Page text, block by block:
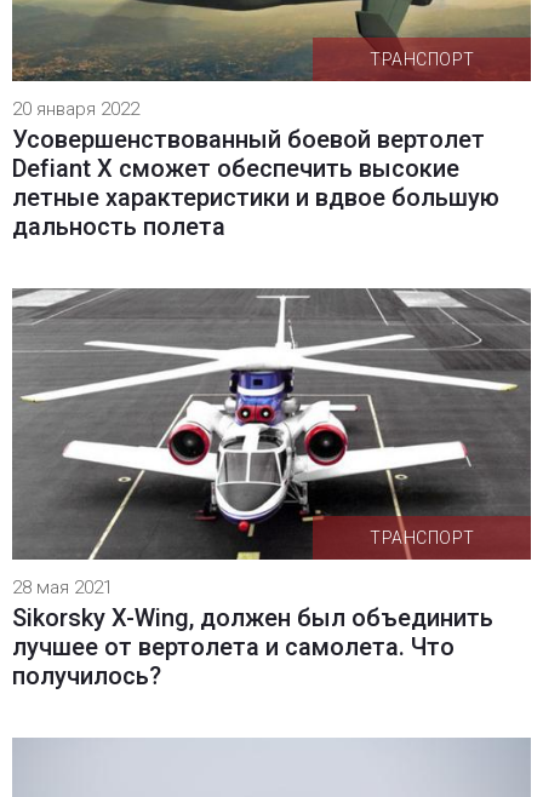
ТРАНСПОРТ
20 января 2022
Усовершенствованный боевой вертолет
Defiant X сможет обеспечить высокие
летные характеристики и вдвое большую
дальность полета
ТРАНСПОРТ
28 мая 2021
Sikorsky X-Wing, должен был объединить
лучшее от вертолета и самолета. Что
получилось?